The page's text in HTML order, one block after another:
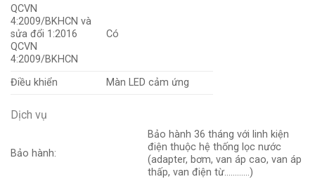
QCVN
4:2009/BKHCN và
sửa đổi 1:2016
QCVN
4:2009/BKHCN
Có
Điều khiển Màn LED cảm ứng
Dịch vụ
Bảo hành:
Bảo hành 36 tháng với linh kiện
điện thuộc hệ thống lọc nước
(adapter, bơm, van áp cao, van áp
thấp, van điện từ…………)